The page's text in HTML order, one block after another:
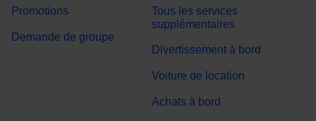
Promotions
Demande de groupe
Tous les services
supplémentaires
Divertissement à bord
Voiture de location
Achats à bord